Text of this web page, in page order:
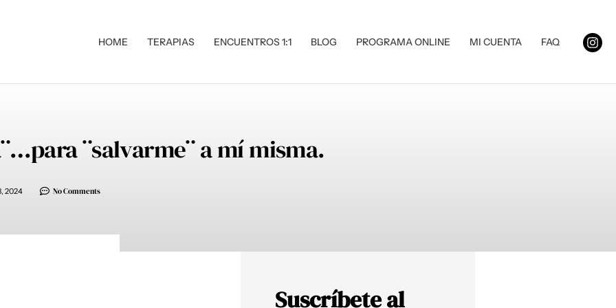
HOME TERAPIAS ENCUENTROS 1:1 BLOG PROGRAMA ONLINE MI CUENTA FAQ
¨salvarme¨ a mí misma.
2024 No Comments
Suscríbete al